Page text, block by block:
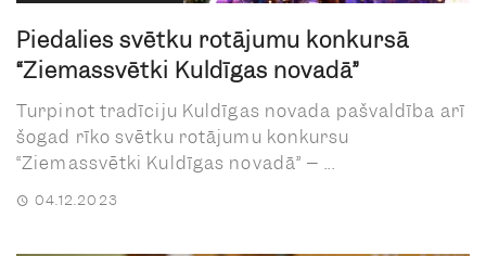
Piedalies svētku rotājumu konkursā
“Ziemassvētki Kuldīgas novadā”
Turpinot tradīciju Kuldīgas novada pašvaldība arī
šogad rīko svētku rotājumu konkursu
“Ziemassvētki Kuldīgas novadā” – ...
04.12.2023